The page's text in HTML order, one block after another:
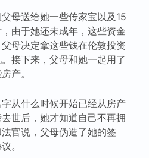
母送给她一些传家宝以及15
由于她还未成年，这些资金
母决定拿这些钱在伦敦投资
接下来，父母和她一起用了
产。
从什么时候开始已经从房产
世后，她才知道自己不再拥
官说，父母伪造了她的签
。